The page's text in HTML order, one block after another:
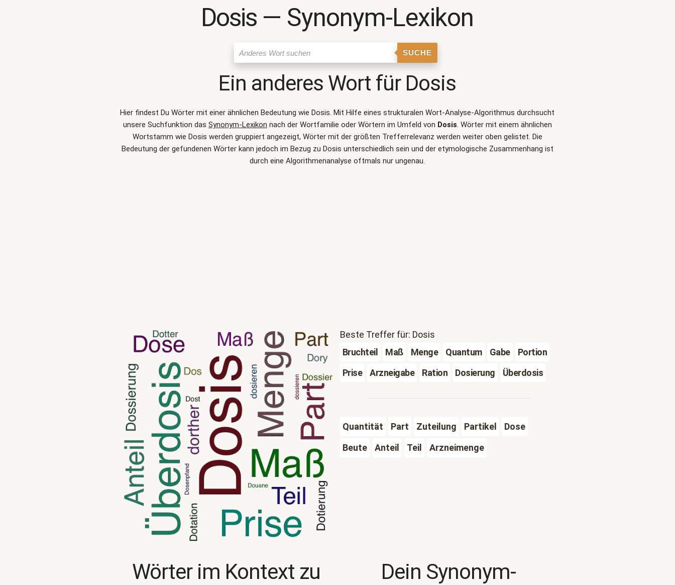
Dosis ― Synonym-Lexikon
SUCHE
Ein anderes Wort für Dosis
Hier findest Du Wörter mit einer ähnlichen Bedeutung wieDosis. Mit Hilfe eines strukturalen Wort-Analyse-Algorithmus durchsucht
unsere Suchfunktion das Synonym-Lexikon nach der Wortfamilie oder Wörtern im Umfeld von Dosis. Wörter mit einem ähnlichen
Wortstamm wie Dosis werden gruppiert angezeigt, Wörter mit der größten Trefferrelevanz werden weiter oben gelistet. Die
Bedeutung der gefundenen Wörter kann jedoch im Bezug zu Dosis unterschiedlich sein und der etymologische Zusammenhang ist
durch eine Algorithmenanalyse oftmals nur ungenau.
Beste Treffer für: Dosis
Bruchteil
Maß Menge Quantum Gabe
Portion
Prise
Arzneigabe Ration Dosierung Überdosis
Quantität Part Zuteilung Partikel
Dose
Beute
Anteil Teil Arzneimenge
Wörter im Kontext zu
Dein Synonym-